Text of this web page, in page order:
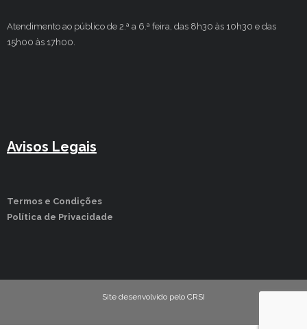
Atendimento ao público de 2.ª a 6.ª feira, das 8h30 às 10h30 e das
15h00 às 17h00.
Avisos Legais
Termos e Condições
Política de Privacidade
Site desenvolvido pelo CRSI